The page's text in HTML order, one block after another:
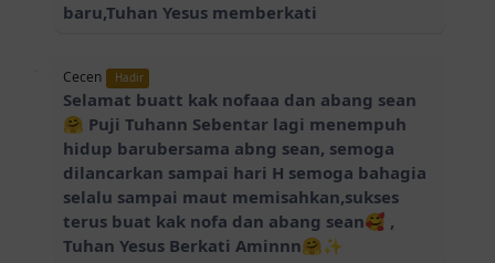
baru,Tuhan Yesus memberkati
Cecen Hadir
Selamat buatt kak nofaaa dan abang sean
🤗 Puji Tuhann Sebentar lagi menempuh
hidup barubersama abng sean, semoga
dilancarkan sampai hari H semoga bahagia
selalu sampai maut memisahkan,sukses
terus buat kak nofa dan abang sean🥰 ,
Tuhan Yesus Berkati Aminnn🤗✨